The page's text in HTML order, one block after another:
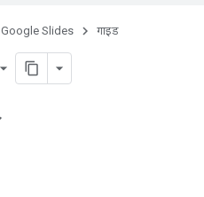
Google Slides गाइड